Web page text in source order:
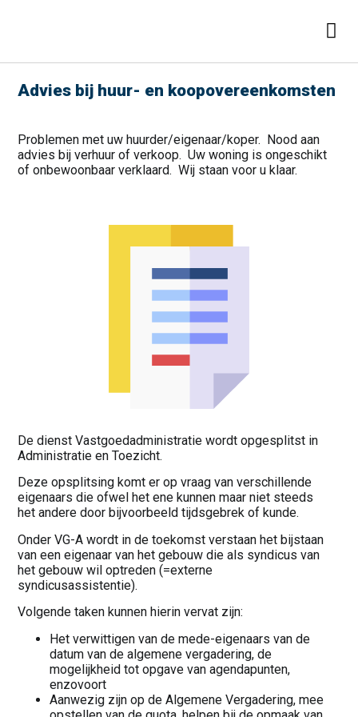
Advies bij huur- en koopovereenkomsten
Problemen met uw huurder/eigenaar/koper. Nood aan
advies bij verhuur of verkoop. Uw woning is ongeschikt
of onbewoonbaar verklaard. Wij staan voor u klaar.
De dienst Vastgoedadministratie wordt opgesplitst in
Administratie en Toezicht.
Deze opsplitsing komt er op vraag van verschillende
eigenaars die ofwel het ene kunnen maar niet steeds
het andere door bijvoorbeeld tijdsgebrek of kunde.
Onder VG-A wordt in de toekomst verstaan het bijstaan
van een eigenaar van het gebouw die als syndicus van
het gebouw wil optreden (=externe
syndicusassistentie).
Volgende taken kunnen hierin vervat zijn:
Het verwittigen van de mede-eigenaars van de
datum van de algemene vergadering, de
mogelijkheid tot opgave van agendapunten,
enzovoort
Aanwezig zijn op de Algemene Vergadering, mee